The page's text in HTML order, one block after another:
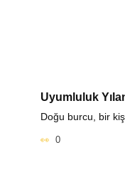
Uyumluluk
Doğu burcu, bir
0